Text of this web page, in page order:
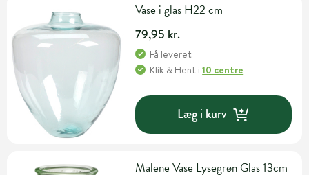
Vase i glas H22 cm
79,95 kr.
Få leveret
Klik & Hent i10 centre
Læg i kurv
Malene Vase Lysegrøn Glas 13cm